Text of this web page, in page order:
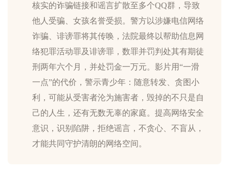
核实的诈骗链接和谣言扩散至多个QQ群，导致
他人受骗、女孩名誉受损。警方以涉嫌电信网络
诈骗、诽谤罪将其传唤，法院最终以帮助信息网
络犯罪活动罪及诽谤罪，数罪并罚判处其有期徒
刑两年六个月，并处罚金一万元。影片用“一滑
一点”的代价，警示青少年：随意转发、贪图小
利，可能从受害者沦为施害者，毁掉的不只是自
己的人生，还有无数无辜的家庭。提高网络安全
意识，识别陷阱，拒绝谣言，不贪心、不盲从，